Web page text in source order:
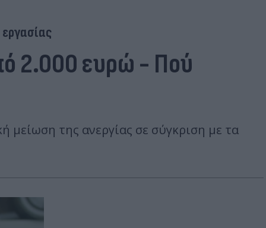
2.000 ευρώ - Πού
μείωση της ανεργίας σε σύγκριση με τα